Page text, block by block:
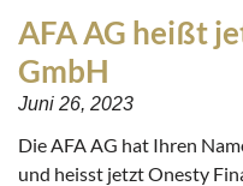
AFA AG heißt
GmbH
Juni 26, 2023
Die AFA AG hat Ihren
und heisst jetzt Onesty